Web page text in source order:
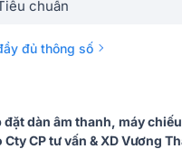
chuẩn
hợp kim nhôm, dễ dàng lắp
đủ thông số
đặt dàn âm thanh, máy
Cty CP tư vấn & XD Vương